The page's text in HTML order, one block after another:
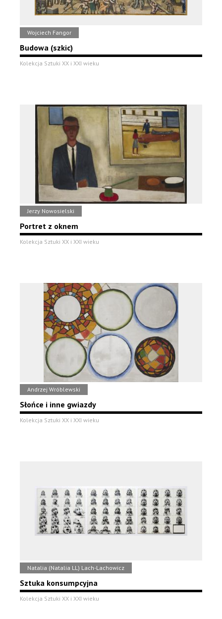
Wojciech Fangor
Budowa (szkic)
Kolekcja Sztuki XX i XXI wieku
Jerzy Nowosielski
Portret z oknem
Kolekcja Sztuki XX i XXI wieku
Andrzej Wróblewski
Słońce i inne gwiazdy
Kolekcja Sztuki XX i XXI wieku
Natalia (Natalia LL) Lach-Lachowicz
Sztuka konsumpcyjna
Kolekcja Sztuki XX i XXI wieku